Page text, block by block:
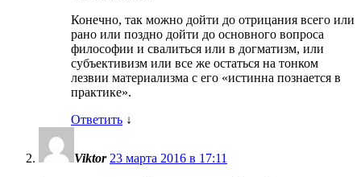
Конечно, так можно дойти до отрицания всего или
рано или поздно дойти до основного вопроса
философии и свалиться или в догматизм, или
субъективизм или все же остаться на тонком
лезвии материализма с его «истинна познается в
практике».
Ответить ↓
Viktor 23 марта 2016 в 17:11